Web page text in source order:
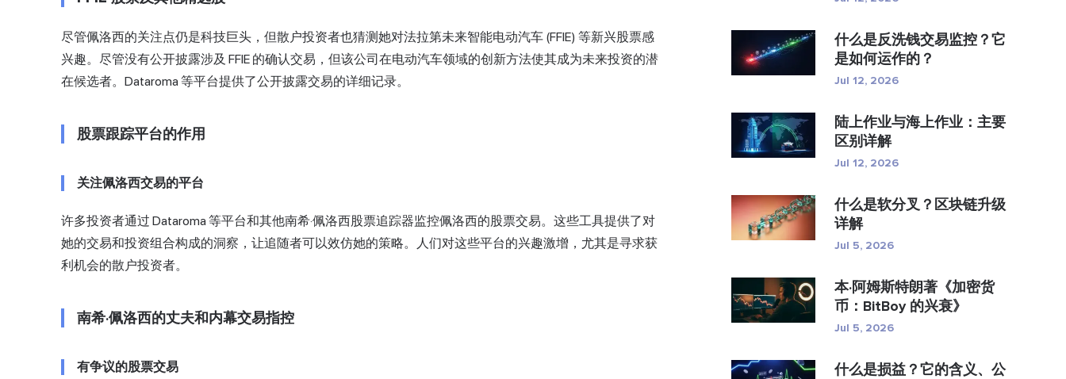
尽管佩洛西的关注点仍是科技巨头，但散户投资者也猜测她对法拉第未来智能电动汽车 (FFIE) 等新兴股票感
兴趣。尽管没有公开披露涉及 FFIE 的确认交易，但该公司在电动汽车领域的创新方法使其成为未来投资的潜
在候选者。Dataroma 等平台提供了公开披露交易的详细记录。
股票跟踪平台的作用
关注佩洛西交易的平台
许多投资者通过 Dataroma 等平台和其他南希·佩洛西股票追踪器监控佩洛西的股票交易。这些工具提供了对
她的交易和投资组合构成的洞察，让追随者可以效仿她的策略。人们对这些平台的兴趣激增，尤其是寻求获
利机会的散户投资者。
南希·佩洛西的丈夫和内幕交易指控
有争议的股票交易
什么是反洗钱交易监控？它
是如何运作的？
Jul 12, 2026
陆上作业与海上作业：主要
区别详解
Jul 12, 2026
什么是软分叉？区块链升级
详解
Jul 5, 2026
本·阿姆斯特朗著《加密货
币：BitBoy 的兴衰》
Jul 5, 2026
什么是损益？它的含义、公